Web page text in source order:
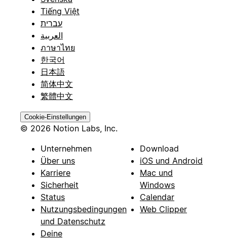
Tiếng Việt
עברית
العربية
ภาษาไทย
한국어
日本語
简体中文
繁體中文
Cookie-Einstellungen
© 2026 Notion Labs, Inc.
Unternehmen
Über uns
Karriere
Sicherheit
Status
Nutzungsbedingungen
und Datenschutz
Deine
Download
iOS und Android
Mac und
Windows
Calendar
Web Clipper